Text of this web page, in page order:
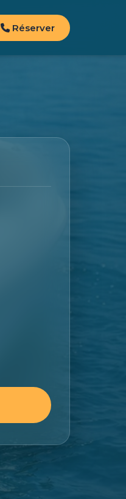
Réserver